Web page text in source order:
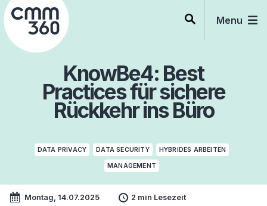
Skip
to
content
Menu
KnowBe4: Best
Practices für sichere
Rückkehr ins Büro
DATA PRIVACY DATA SECURITY HYBRIDES ARBEITEN
MANAGEMENT
Montag, 14.07.2025 2 min Lesezeit